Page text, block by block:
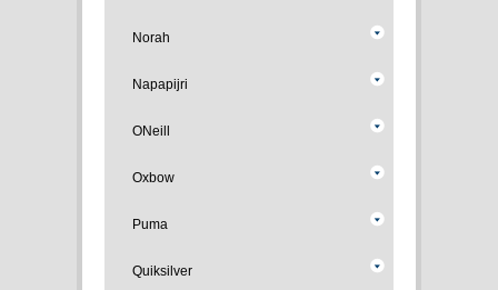
Norah
Napapijri
ONeill
Oxbow
Puma
Quiksilver